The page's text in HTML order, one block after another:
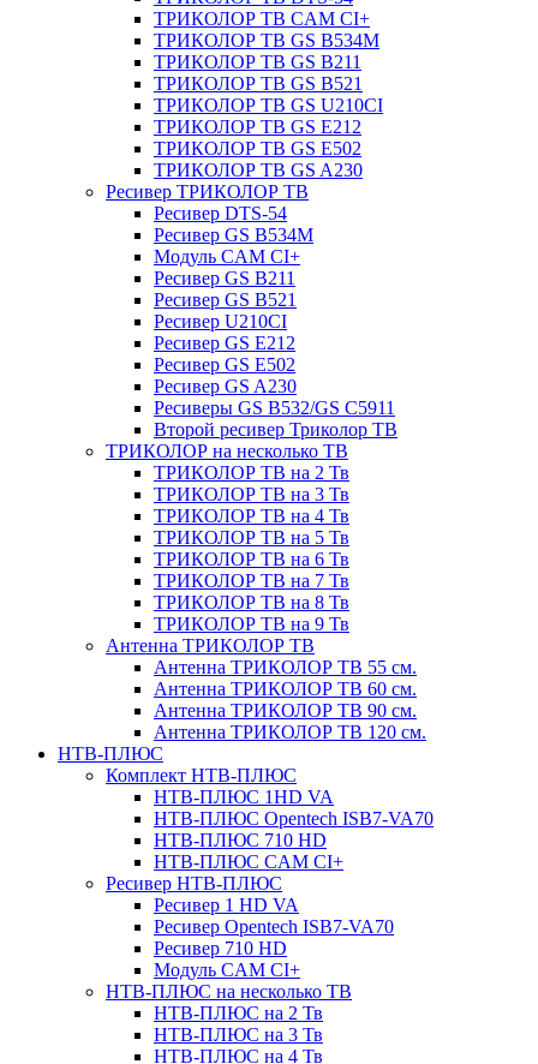
ТРИКОЛОР ТВ CAM CI+
ТРИКОЛОР ТВ GS B534M
ТРИКОЛОР ТВ GS B211
ТРИКОЛОР ТВ GS B521
ТРИКОЛОР ТВ GS U210CI
ТРИКОЛОР ТВ GS E212
ТРИКОЛОР ТВ GS E502
ТРИКОЛОР ТВ GS A230
Ресивер ТРИКОЛОР ТВ
Ресивер DTS-54
Ресивер GS B534M
Модуль CAM CI+
Ресивер GS B211
Ресивер GS B521
Ресивер U210CI
Ресивер GS E212
Ресивер GS E502
Ресивер GS A230
Ресиверы GS B532/GS C5911
Второй ресивер Триколор ТВ
ТРИКОЛОР на несколько ТВ
ТРИКОЛОР ТВ на 2 Тв
ТРИКОЛОР ТВ на 3 Тв
ТРИКОЛОР ТВ на 4 Тв
ТРИКОЛОР ТВ на 5 Тв
ТРИКОЛОР ТВ на 6 Тв
ТРИКОЛОР ТВ на 7 Тв
ТРИКОЛОР ТВ на 8 Тв
ТРИКОЛОР ТВ на 9 Тв
Антенна ТРИКОЛОР ТВ
Антенна ТРИКОЛОР ТВ 55 см.
Антенна ТРИКОЛОР ТВ 60 см.
Антенна ТРИКОЛОР ТВ 90 см.
Антенна ТРИКОЛОР ТВ 120 см.
НТВ-ПЛЮС
Комплект НТВ-ПЛЮС
НТВ-ПЛЮС 1HD VA
НТВ-ПЛЮС Opentech ISB7-VA70
НТВ-ПЛЮС 710 HD
НТВ-ПЛЮС CAM CI+
Ресивер НТВ-ПЛЮС
Ресивер 1 HD VA
Ресивер Opentech ISB7-VA70
Ресивер 710 HD
Модуль CAM CI+
НТВ-ПЛЮС на несколько ТВ
НТВ-ПЛЮС на 2 Тв
НТВ-ПЛЮС на 3 Тв
НТВ-ПЛЮС на 4 Тв